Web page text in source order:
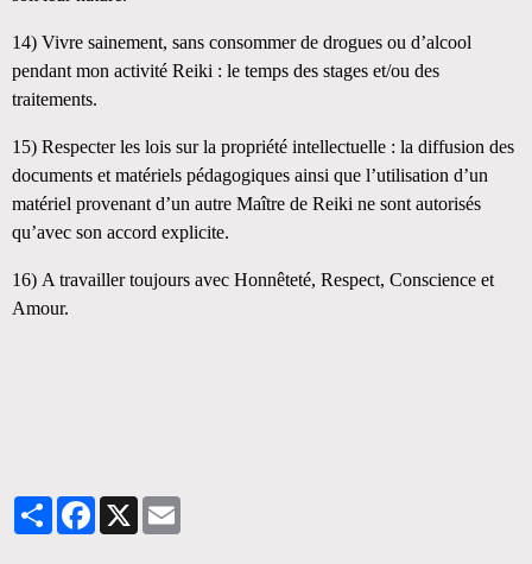
14) Vivre sainement, sans consommer de drogues ou d’alcool
pendant mon activité Reiki : le temps des stages et/ou des
traitements.
15) Respecter les lois sur la propriété intellectuelle : la diffusion des
documents et matériels pédagogiques ainsi que l’utilisation d’un
matériel provenant d’un autre Maître de Reiki ne sont autorisés
qu’avec son accord explicite.
16) A travailler toujours avec Honnêteté, Respect, Conscience et
Amour.
PartagerFacebook
X